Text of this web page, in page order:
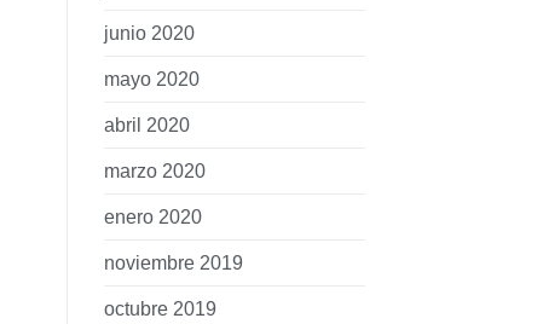
junio 2020
mayo 2020
abril 2020
marzo 2020
enero 2020
noviembre 2019
octubre 2019